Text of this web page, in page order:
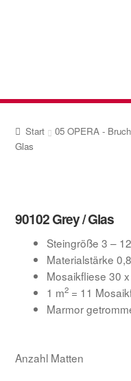
Start 05 OPERA -
Glas
90102 Grey / Glas
Steingröße 3 –
Materialstärke
Mosaikfliese 30
1 m2= 11
Marmor
Anzahl Matten